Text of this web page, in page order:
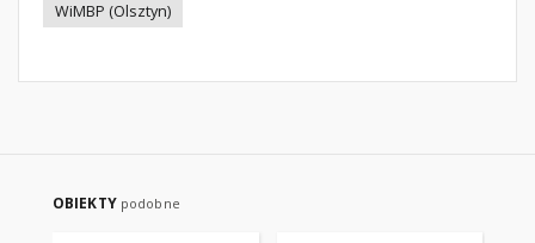
WiMBP (Olsztyn)
OBIEKTY podobne